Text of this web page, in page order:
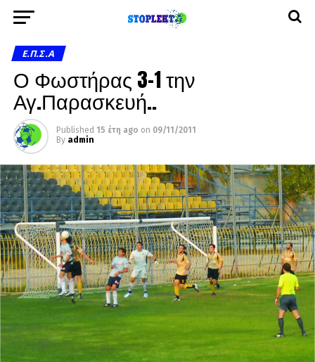
Ε.Π.Σ.Α
Ο Φωστήρας 3-1 την
Αγ.Παρασκευή..
Published 15 έτη ago on 09/11/2011
By admin